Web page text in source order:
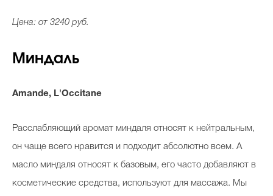
Цена: от 3240 руб.
Миндаль
Amande, L'Occitane
Расслабляющий аромат миндаля относят к нейтральным,
он чаще всего нравится и подходит абсолютно всем. А
масло миндаля относят к базовым, его часто добавляют в
косметические средства, используют для массажа. Мы